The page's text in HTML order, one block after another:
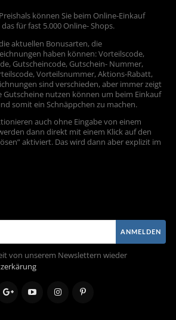
können Sie beim Online-Einkauf
für fast 5.000 Online- Shops.
aktuellen Bonusarten, die
haben können: Vorteilscode,
Gutscheincode, Gutschein- Nummer,
Vorteilsnummer, Aktions-Rabatt,
sind verschieden, aber immer zeigt
Gutscheine nutzen können um beim Einkauf
somit ein Schnäppchen zu machen.
auch ohne Eingabe von einem
dann direkt mit einem Klick auf den
aktiviert. Das wird dann aber explizit im
ANMELDEN
von unserem Newslettern wieder